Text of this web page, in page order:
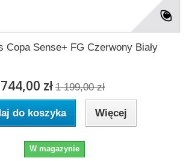
Copa Sense+ FG Czerwony Biały
744,00 zł 1 199,00 zł
do koszyka Więcej
W magazynie